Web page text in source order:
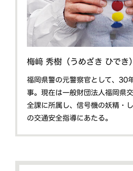
梅﨑 秀樹（うめざき ひでき
福岡県警の元警察官として、30
事。現在は一般財団法人福岡県
全課に所属し、信号機の妖精・
の交通安全指導にあたる。